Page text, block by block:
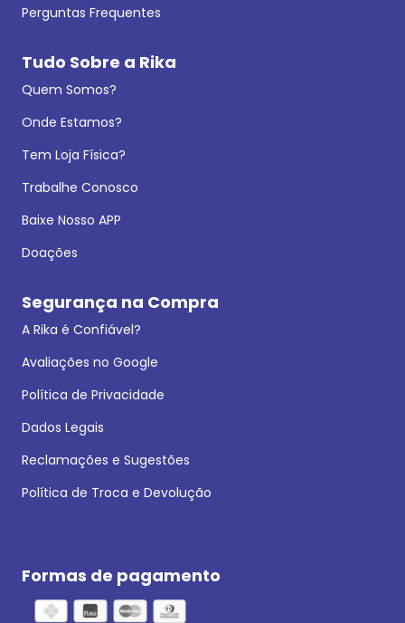
Perguntas Frequentes
Tudo Sobre a Rika
Quem Somos?
Onde Estamos?
Tem Loja Física?
Trabalhe Conosco
Baixe Nosso APP
Doações
Segurança na Compra
A Rika é Confiável?
Avaliações no Google
Política de Privacidade
Dados Legais
Reclamações e Sugestões
Política de Troca e Devolução
Formas de pagamento